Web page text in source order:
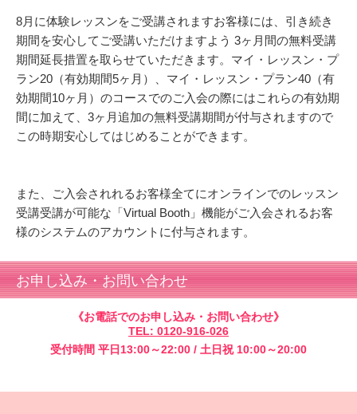
8月に体験レッスンをご受講されますお客様には、引き続き
期間を安心してご受講いただけますよう 3ヶ月間の無料受講
期間延長措置を取らせていただきます。マイ・レッスン・プ
ラン20（有効期間5ヶ月）、マイ・レッスン・プラン40（有
効期間10ヶ月）のコースでのご入会の際にはこれらの有効期
間に加えて、3ヶ月追加の無料受講期間が付与されますので
この時期安心してはじめることができます。
また、ご入会されれるお客様全てにオンラインでのレッスン
受講受講が可能な「Virtual Booth」機能がご入会されるお客
様のシステムのアカウントに付与されます。
お申し込み・お問い合わせ
《お電話でのお申し込み・お問い合わせ》
TEL: 0120-916-026
受付時間 平日13:00～22:00 / 土日祝 10:00～20:00